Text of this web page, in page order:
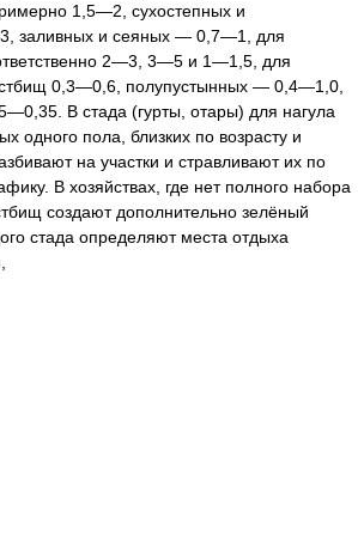
1,5—2, сухостепных и
заливных и сеяных — 0,7—1, для
2—3, 3—5 и 1—1,5, для
0,3—0,6, полупустынных — 0,4—1,0,
В стада (гурты, отары) для нагула
одного пола, близких по возрасту и
на участки и стравливают их по
В хозяйствах, где нет полного набора
создают дополнительно зелёный
стада определяют места отдыха